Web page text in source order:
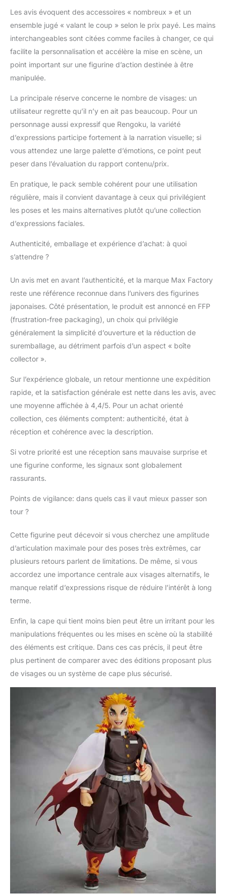
Les avis évoquent des accessoires « nombreux » et un
ensemble jugé « valant le coup » selon le prix payé. Les mains
interchangeables sont citées comme faciles à changer, ce qui
facilite la personnalisation et accélère la mise en scène, un
point important sur une figurine d’action destinée à être
manipulée.
La principale réserve concerne le nombre de visages: un
utilisateur regrette qu’il n’y en ait pas beaucoup. Pour un
personnage aussi expressif que Rengoku, la variété
d’expressions participe fortement à la narration visuelle; si
vous attendez une large palette d’émotions, ce point peut
peser dans l’évaluation du rapport contenu/prix.
En pratique, le pack semble cohérent pour une utilisation
régulière, mais il convient davantage à ceux qui privilégient
les poses et les mains alternatives plutôt qu’une collection
d’expressions faciales.
Authenticité, emballage et expérience d’achat: à quoi
s’attendre ?
Un avis met en avant l’authenticité, et la marque Max Factory
reste une référence reconnue dans l’univers des figurines
japonaises. Côté présentation, le produit est annoncé en FFP
(frustration-free packaging), un choix qui privilégie
généralement la simplicité d’ouverture et la réduction de
suremballage, au détriment parfois d’un aspect « boîte
collector ».
Sur l’expérience globale, un retour mentionne une expédition
rapide, et la satisfaction générale est nette dans les avis, avec
une moyenne affichée à 4,4/5. Pour un achat orienté
collection, ces éléments comptent: authenticité, état à
réception et cohérence avec la description.
Si votre priorité est une réception sans mauvaise surprise et
une figurine conforme, les signaux sont globalement
rassurants.
Points de vigilance: dans quels cas il vaut mieux passer son
tour ?
Cette figurine peut décevoir si vous cherchez une amplitude
d’articulation maximale pour des poses très extrêmes, car
plusieurs retours parlent de limitations. De même, si vous
accordez une importance centrale aux visages alternatifs, le
manque relatif d’expressions risque de réduire l’intérêt à long
terme.
Enfin, la cape qui tient moins bien peut être un irritant pour les
manipulations fréquentes ou les mises en scène où la stabilité
des éléments est critique. Dans ces cas précis, il peut être
plus pertinent de comparer avec des éditions proposant plus
de visages ou un système de cape plus sécurisé.